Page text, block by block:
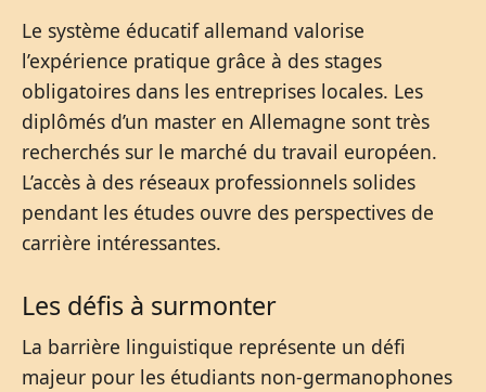
Le système éducatif allemand valorise
l’expérience pratique grâce à des stages
obligatoires dans les entreprises locales. Les
diplômés d’un master en Allemagne sont très
recherchés sur le marché du travail européen.
L’accès à des réseaux professionnels solides
pendant les études ouvre des perspectives de
carrière intéressantes.
Les défis à surmonter
La barrière linguistique représente un défi
majeur pour les étudiants non-germanophones